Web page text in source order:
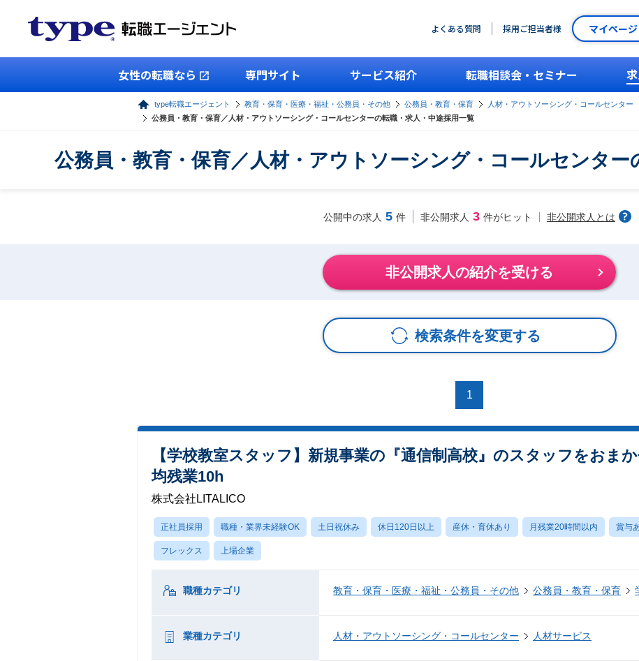
よくある質問 採用ご担当者様 マイペー
女性の転職なら 専門サイト サービス紹介 転職相談会・セミナー
type転職エージェント 教育・保育・医療・福祉・公務員・その他 公務員・教育・保育
人材・アウトソーシング・コールセンター
公務員・教育・保育／人材・アウトソーシング・コールセンターの転職・求人・中途採用一覧
公務員・教育・保育／人材・アウトソーシング・コールセンター
公開中の求人 5 件 非公開求人 3 件がヒット 非公開求人とは
非公開求人の紹介を受ける
検索条件を変更する
1
【学校教室スタッフ】新規事業の『通信制高校』のスタッフをおま
均残業10h
株式会社LITALICO
正社員採用 職種・業界未経験OK 土日祝休み 休日120日以上 産休・育休あり 月残業20時間以内 賞与
フレックス 上場企業
職種カテゴリ 教育・保育・医療・福祉・公務員・その他 公務員・教育・保育
業種カテゴリ 人材・アウトソーシング・コールセンター 人材サービス